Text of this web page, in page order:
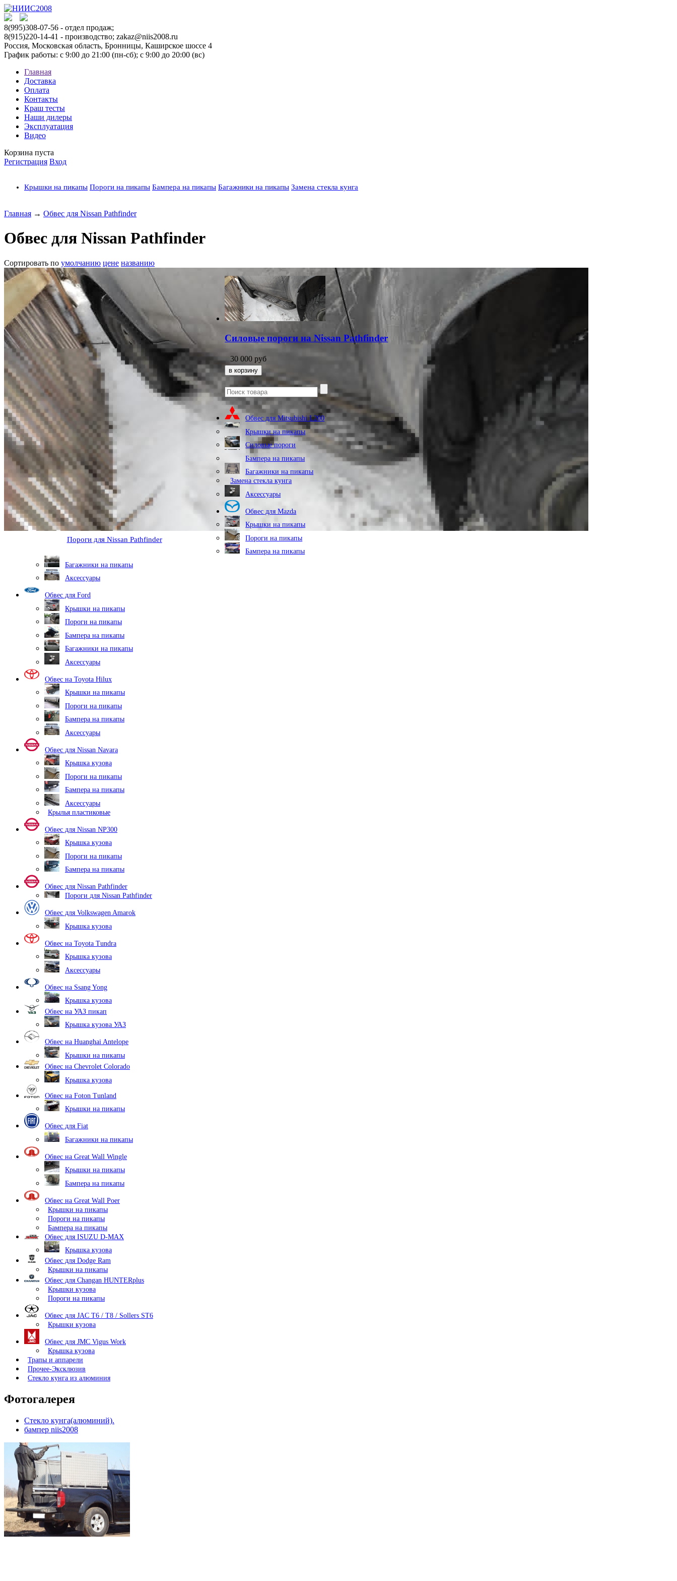
8(995)308-07-56 - отдел продаж;
8(915)220-14-41 - производство; zakaz@niis2008.ru
Россия, Московская область, Бронницы, Каширское шоссе 4
График работы: с 9:00 до 21:00 (пн-сб); с 9:00 до 20:00 (вс)
Главная
Доставка
Оплата
Контакты
Краш тесты
Наши дилеры
Эксплуатация
Видео
Корзина пуста
Регистрация Вход
Крышки на пикапы Пороги на пикапы Бампера на пикапы Багажники на пикапы Замена стекла кунга
Главная → Обвес для Nissan Pathfinder
Обвес для Nissan Pathfinder
Сортировать по умолчанию цене названию
Пороги для Nissan Pathfinder
Силовые пороги на Nissan Pathfinder
30 000руб
Обвес для Mitsubishi L200
Крышки на пикапы
Силовые пороги
Бампера на пикапы
Багажники на пикапы
Замена стекла кунга
Аксессуары
Обвес для Mazda
Крышки на пикапы
Пороги на пикапы
Бампера на пикапы
Багажники на пикапы
Аксессуары
Обвес для Ford
Крышки на пикапы
Пороги на пикапы
Бампера на пикапы
Багажники на пикапы
Аксессуары
Обвес на Toyota Hilux
Крышки на пикапы
Пороги на пикапы
Бампера на пикапы
Аксессуары
Обвес для Nissan Navara
Крышка кузова
Пороги на пикапы
Бампера на пикапы
Аксессуары
Крылья пластиковые
Обвес для Nissan NP300
Крышка кузова
Пороги на пикапы
Бампера на пикапы
Обвес для Nissan Pathfinder
Пороги для Nissan Pathfinder
Обвес для Volkswagen Amarok
Крышка кузова
Обвес на Toyota Tundra
Крышка кузова
Аксессуары
Обвес на Ssang Yong
Крышка кузова
Обвес на УАЗ пикап
Крышка кузова УАЗ
Обвес на Huanghai Antelope
Крышки на пикапы
Обвес на Chevrolet Colorado
Крышка кузова
Обвес на Foton Tunland
Крышки на пикапы
Обвес для Fiat
Багажники на пикапы
Обвес на Great Wall Wingle
Крышки на пикапы
Бампера на пикапы
Обвес на Great Wall Poer
Крышки на пикапы
Пороги на пикапы
Бампера на пикапы
Обвес для ISUZU D-MAX
Крышка кузова
Обвес для Dodge Ram
Крышки на пикапы
Обвес для Changan HUNTERplus
Крышки кузова
Пороги на пикапы
Обвес для JAC T6 / T8 / Sollers ST6
Крышки кузова
Обвес для JMC Vigus Work
Крышка кузова
Трапы и аппарели
Прочее-Эксклюзив
Стекло кунга из алюминия
Фотогалерея
Стекло кунга(алюминий).
бампер niis2008